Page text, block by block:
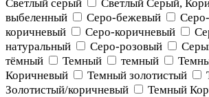
Светлый серый
Светлый Серый,
выбеленный
Серо-бежевый
коричневый
Серо-коричневый
натуральный
Серо-розовый
тёмный
Темный темный
Коричневый
Темный золотистый
Золотистый/коричневый
Темный